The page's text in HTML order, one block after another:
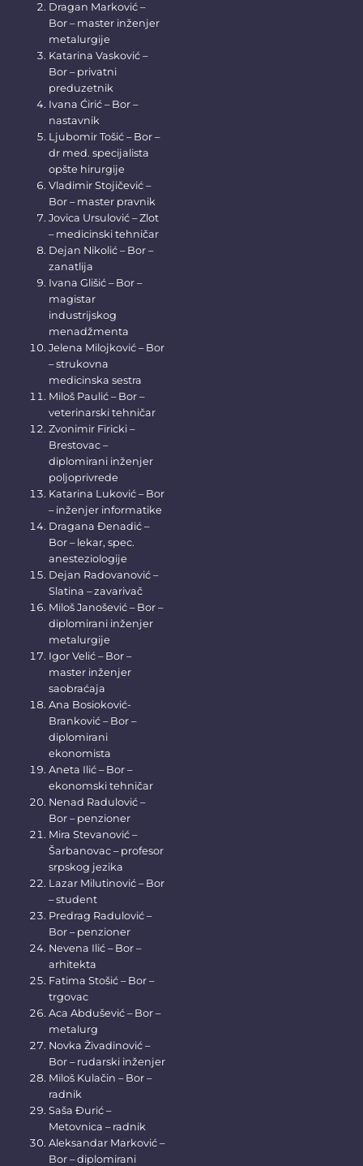
Dragan Marković –
Bor – master inženjer
metalurgije
Katarina Vasković –
Bor – privatni
preduzetnik
Ivana Ćirić – Bor –
nastavnik
Ljubomir Tošić – Bor –
dr med. specijalista
opšte hirurgije
Vladimir Stojičević –
Bor – master pravnik
Jovica Ursulović – Zlot
– medicinski tehničar
Dejan Nikolić – Bor –
zanatlija
Ivana Glišić – Bor –
magistar
industrijskog
menadžmenta
Jelena Milojković – Bor
– strukovna
medicinska sestra
Miloš Paulić – Bor –
veterinarski tehničar
Zvonimir Firicki –
Brestovac –
diplomirani inženjer
poljoprivrede
Katarina Luković – Bor
– inženjer informatike
Dragana Đenadić –
Bor – lekar, spec.
anesteziologije
Dejan Radovanović –
Slatina – zavarivač
Miloš Janošević – Bor –
diplomirani inženjer
metalurgije
Igor Velić – Bor –
master inženjer
saobraćaja
Ana Bosioković-
Branković – Bor –
diplomirani
ekonomista
Aneta Ilić – Bor –
ekonomski tehničar
Nenad Radulović –
Bor – penzioner
Mira Stevanović –
Šarbanovac – profesor
srpskog jezika
Lazar Milutinović – Bor
– student
Predrag Radulović –
Bor – penzioner
Nevena Ilić – Bor –
arhitekta
Fatima Stošić – Bor –
trgovac
Aca Abdušević – Bor –
metalurg
Novka Živadinović –
Bor – rudarski inženjer
Miloš Kulačin – Bor –
radnik
Saša Đurić –
Metovnica – radnik
Aleksandar Marković –
Bor – diplomirani